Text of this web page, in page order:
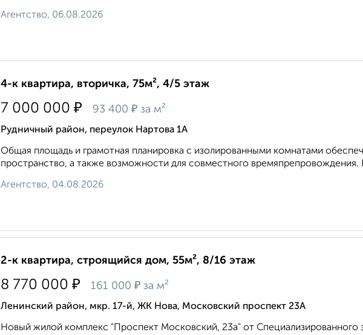
Агентство, 06.08.2026
4-к квартира, вторичка, 75м², 4/5 этаж
7 000 000 ₽ 93 400 ₽ за м²
Рудничный район, переулок Нартова 1А
Общая площадь и грамотная планировка с изолированными комнатами
пространство, а также возможности для совместного времяпрепровождения.
Агентство, 04.08.2026
2-к квартира, строящийся дом, 55м², 8/16 этаж
8 770 000 ₽ 161 000 ₽ за м²
Ленинский район, мкр. 17-й, ЖК Нова, Московский проспект 23А
Новый жилой комплекс "Проспект Московский, 23а" от